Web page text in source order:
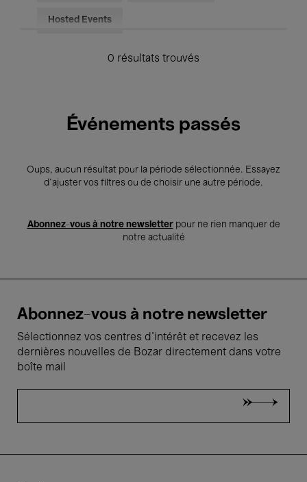
Hosted Events
0 résultats trouvés
Événements passés
Oups, aucun résultat pour la période sélectionnée. Essayez
d’ajuster vos filtres ou de choisir une autre période.
Abonnez-vous à notre newsletterpour ne rien manquer de
notre actualité
Abonnez-vous à notre newsletter
Sélectionnez vos centres d'intérêt et recevez les
dernières nouvelles de Bozar directement dans votre
boîte mail